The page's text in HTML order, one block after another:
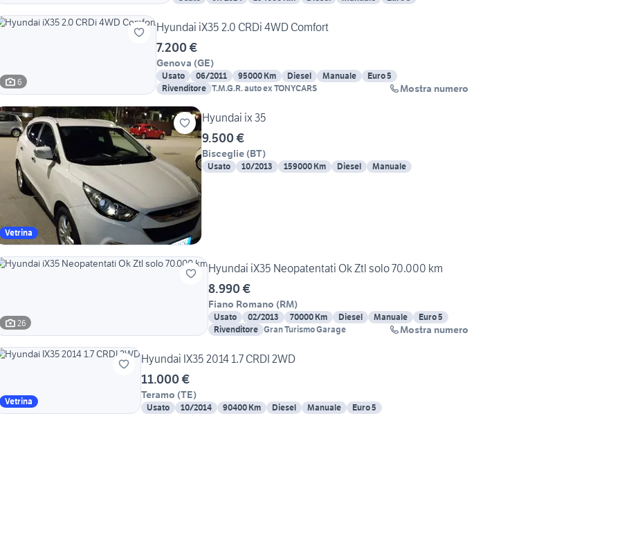
6
Hyundai iX35 2.0 CRDi 4WD Comfort
7.200 €
Genova (GE)
Usato 06/2011 95000 Km Diesel Manuale
Euro 5
Rivenditore T.M.G.R. auto ex TONYCARS Mostra numero
Vetrina
Hyundai ix 35
9.500 €
Bisceglie (BT)
Usato 10/2013 159000 Km Diesel Manuale
26
Hyundai iX35 Neopatentati Ok Ztl solo 70.000 km
8.990 €
Fiano Romano (RM)
Usato 02/2013 70000 Km Diesel Manuale
Euro 5
Rivenditore Gran Turismo Garage Mostra numero
Vetrina
Hyundai IX35 2014 1.7 CRDI 2WD
11.000 €
Teramo (TE)
Usato 10/2014 90400 Km Diesel Manuale Euro 5